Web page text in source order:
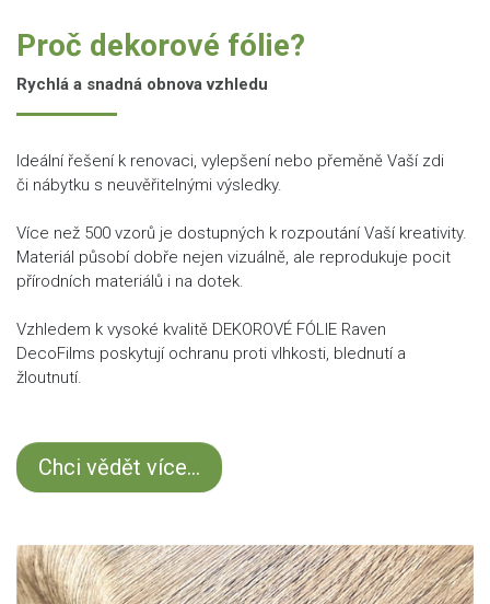
Proč dekorové fólie?
Rychlá a snadná obnova vzhledu
Ideální řešení k renovaci, vylepšení nebo přeměně Vaší zdi
či nábytku s neuvěřitelnými výsledky.
Více než 500 vzorů je dostupných k rozpoutání Vaší kreativity.
Materiál působí dobře nejen vizuálně, ale reprodukuje pocit
přírodních materiálů i na dotek.
Vzhledem k vysoké kvalitě DEKOROVÉ FÓLIE Raven
DecoFilms poskytují ochranu proti vlhkosti, blednutí a
žloutnutí.
Chci vědět více...